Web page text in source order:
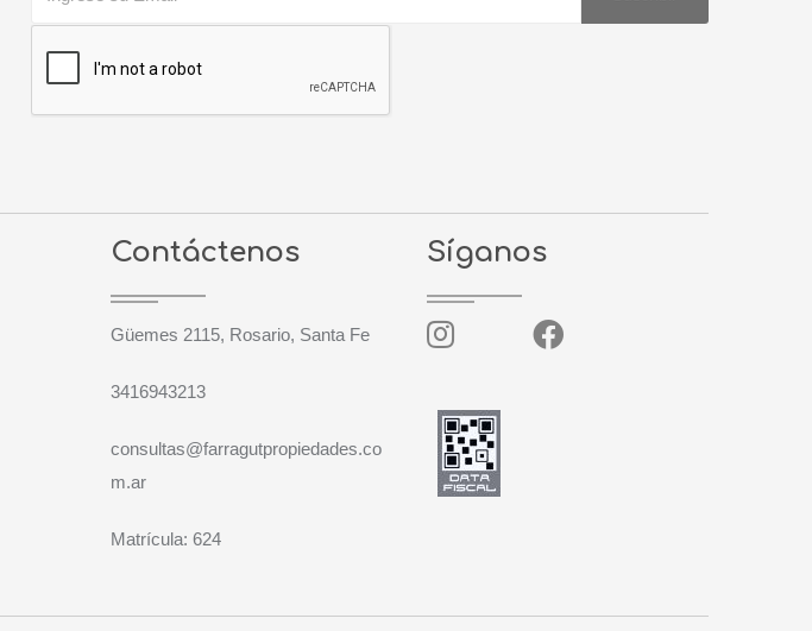
Contáctenos
Güemes 2115, Rosario, Santa Fe
3416943213
consultas@farragutpropiedades.co
m.ar
Matrícula: 624
Síganos